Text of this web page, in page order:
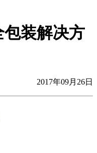
装解决方
2017年09月26日